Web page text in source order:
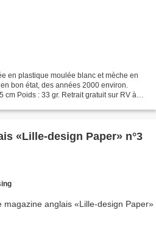
en plastique moulée blanc et mèche en
bon état, des années 2000 environ.
cm Poids : 33 gr. Retrait gratuit sur RV à
«Lille-design Paper» n°3